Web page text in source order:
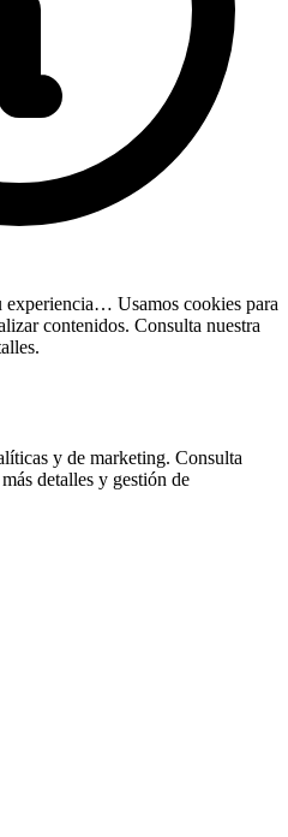
experiencia… Usamos cookies para
contenidos. Consulta nuestra
y de marketing. Consulta
detalles y gestión de